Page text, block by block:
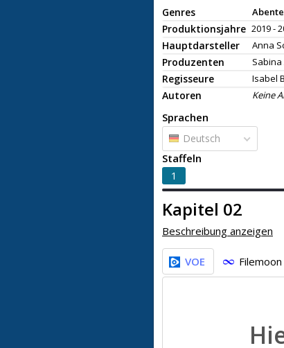
Genres
Produktionsjahre 2019 -
Hauptdarsteller Anna
Produzenten
Regisseure Isabel
Autoren Keine
Sprachen
Deutsch
Staffeln
1
Kapitel 02
Beschreibung anzeigen
VOE Filemoon